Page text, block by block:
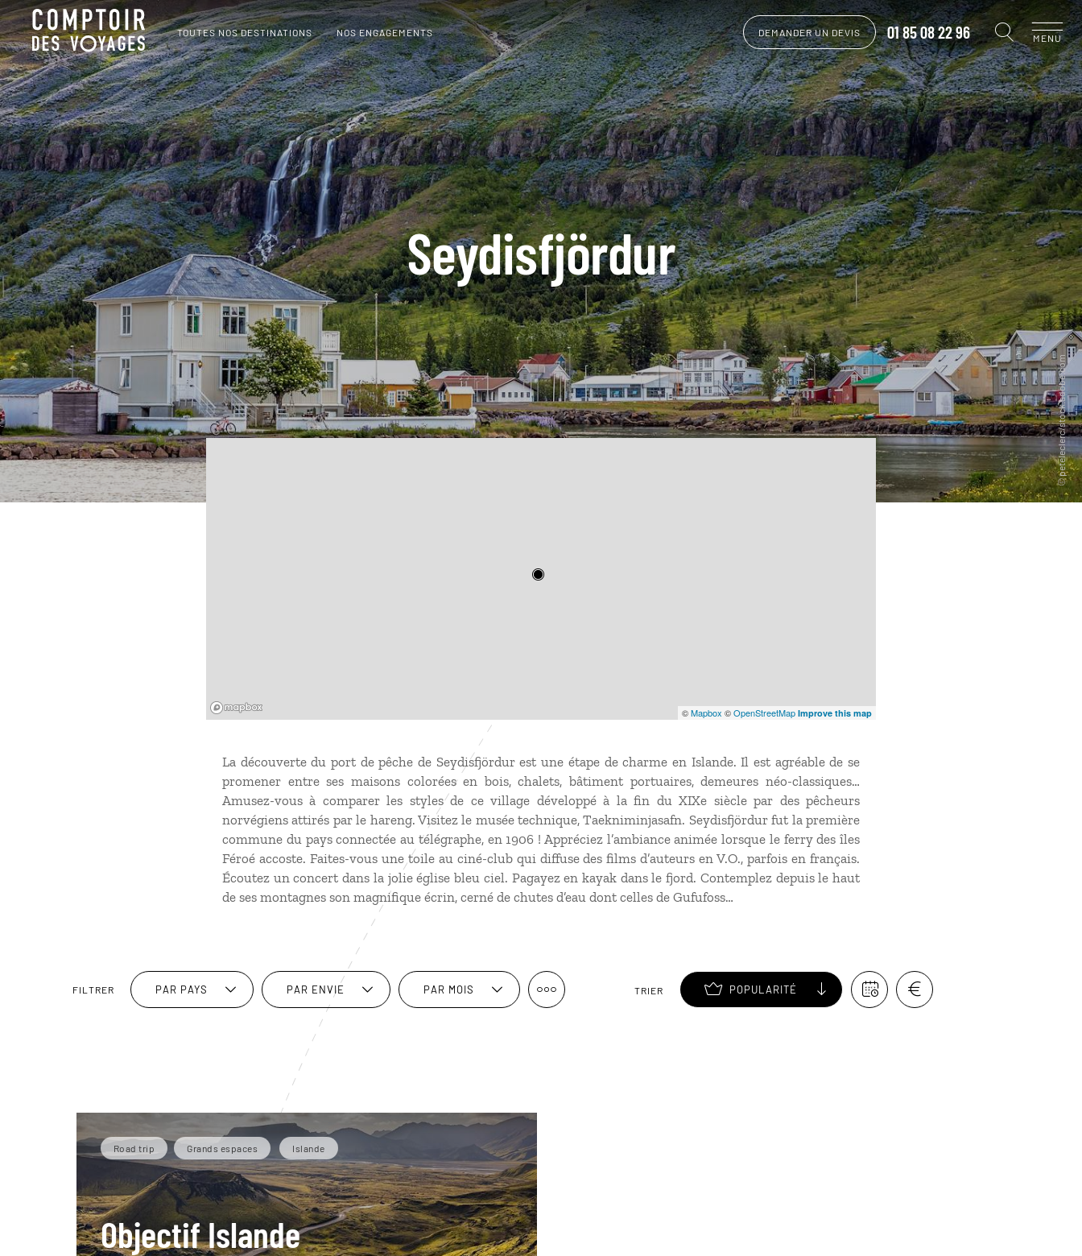
TOUTES NOS DESTINATIONS NOS ENGAGEMENTS DEMANDER UN DEVIS 01 85 08 22 96 MENU
Seydisfjördur
©Mapbox ©OpenStreetMap Improve this map
La découverte du port de pêche de Seydisfjördur est une étape de charme en Islande. Il est agréable de se
promener entre ses maisons colorées en bois, chalets, bâtiment portuaires, demeures néo-classiques…
Amusez-vous à comparer les styles de ce village développé à la fin du XIXe siècle par des pêcheurs
norvégiens attirés par le hareng. Visitez le musée technique, Taekniminjasafn. Seydisfjördur fut la première
commune du pays connectée au télégraphe, en 1906 ! Appréciez l’ambiance animée lorsque le ferry des îles
Féroé accoste. Faites-vous une toile au ciné-club qui diffuse des films d’auteurs en V.O., parfois en français.
Écoutez un concert dans la jolie église bleu ciel. Pagayez en kayak dans le fjord. Contemplez depuis le haut
de ses montagnes son magnifique écrin, cerné de chutes d’eau dont celles de Gufufoss…
FILTRER PAR PAYS PAR ENVIE PAR MOIS TRIER POPULARITÉ
Road trip Grands espaces Islande
Objectif Islande